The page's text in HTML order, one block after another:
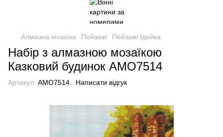
Алмазна мозаїка Пейзажі Пейзажі Ідейка
Набір з алмазною мозаїкою
Казковий будинок AMO7514
Артикул: AMO7514 Написати відгук